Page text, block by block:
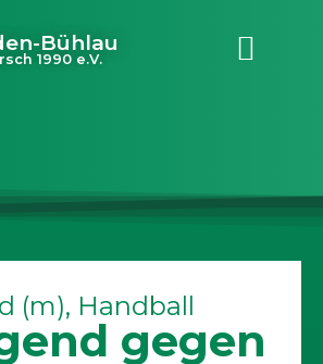
Bühlau
1990 e.V.
(m), Handball
gegen